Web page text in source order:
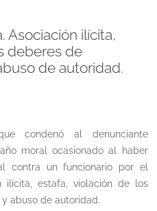
Asociación ilícita,
deberes de
de autoridad.
condenó al denunciante
moral ocasionado al haber
contra un funcionario por el
ilícita, estafa, violación de los
abuso de autoridad.